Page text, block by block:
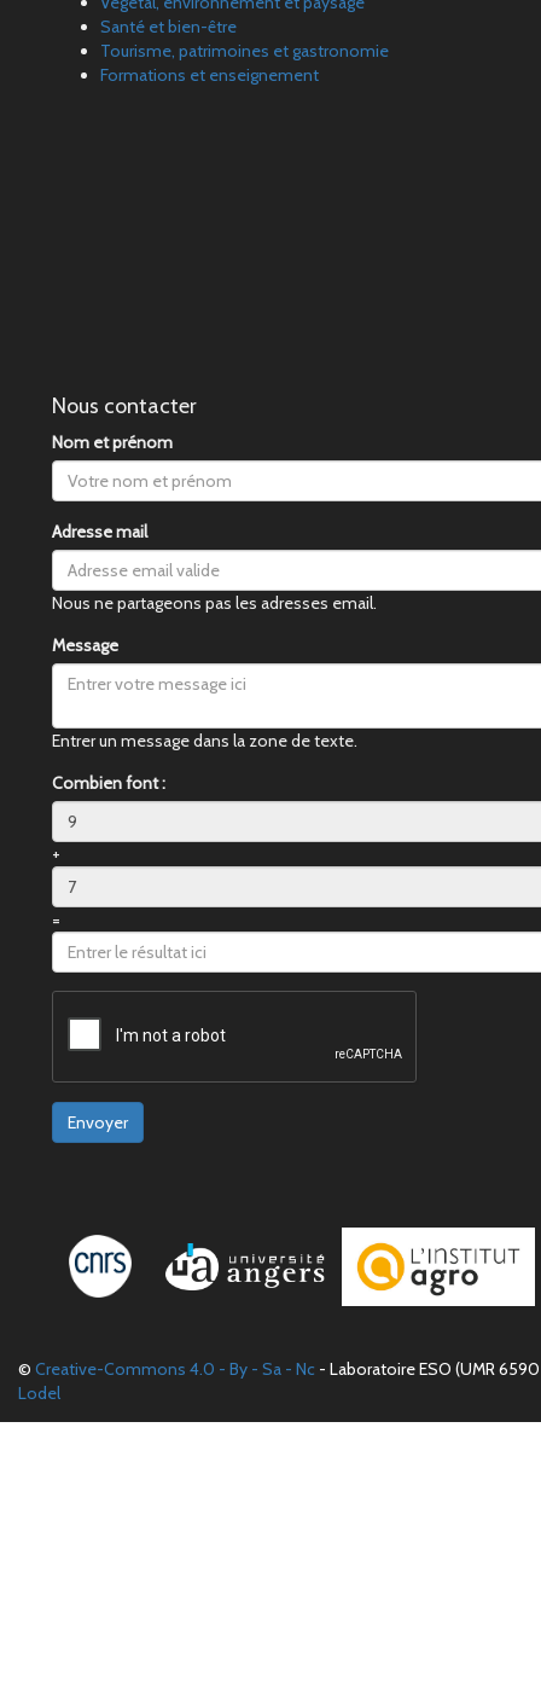
Santé et bien-être
Tourisme, patrimoines et gastronomie
Formations et enseignement
Nous contacter
Nom et prénom
Adresse mail
Nous ne partageons pas les adresses email.
Message
Entrer un message dans la zone de texte.
Combien font :
+
=
Envoyer
© Creative-Commons 4.0 - By - Sa - Nc - Laboratoire ESO (UMR
Lodel